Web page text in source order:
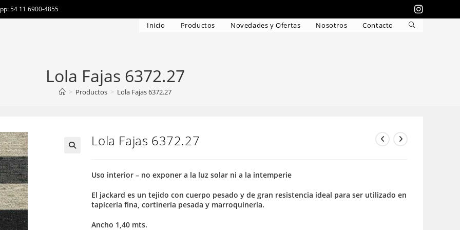
54 11 6900-4855
Inicio Productos Novedades y Ofertas Nosotros Contacto
Alternar
Lola Fajas 6372.27
> Productos > Lola Fajas 6372.27
Lola Fajas 6372.27
Uso interior – no exponer a la luz solar ni a la intemperie
El jackard es un tejido con cuerpo pesado y de gran resistencia ideal para ser utilizado en
tapicería fina, cortinería pesada y marroquinería.
Ancho 1,40 mts.